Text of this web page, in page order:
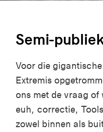
Semi-
Voor die gigantische
Extremis
ons met de vraag of
euh, correctie, Tools
zowel binnen als